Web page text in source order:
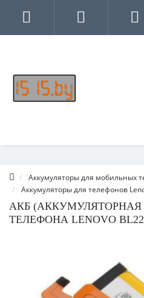
Аккумуляторы для мобильных
Аккумуляторы для телефонов
АКБ (АККУМУЛЯТОРНАЯ
ТЕЛЕФОНА LENOVO